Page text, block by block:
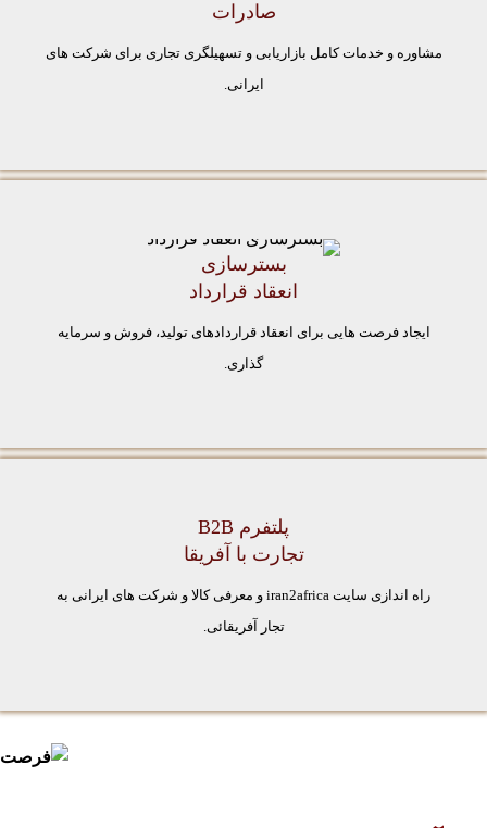
صادرات
مشاوره و خدمات کامل بازاریابی و تسهیلگری تجاری برای شرکت های
ایرانی.
بسترسازی
انعقاد قرارداد
ایجاد فرصت هایی برای انعقاد قراردادهای تولید، فروش و سرمایه
گذاری.
پلتفرم B2B
تجارت با آفریقا
راه اندازی سایت iran2africa و معرفی کالا و شرکت های ایرانی به
تجار آفریقائی.